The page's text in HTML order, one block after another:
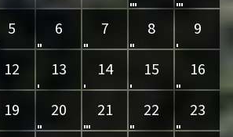
5 6 7 8
9
12 13 14 15
16
19 20 21 22
23